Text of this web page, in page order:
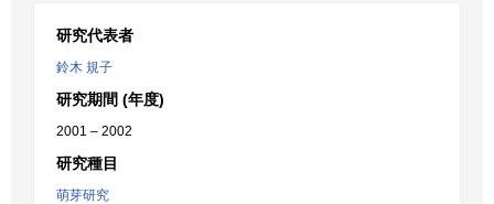
研究代表者
鈴木 規子
研究期間 (年度)
2001 – 2002
研究種目
萌芽研究